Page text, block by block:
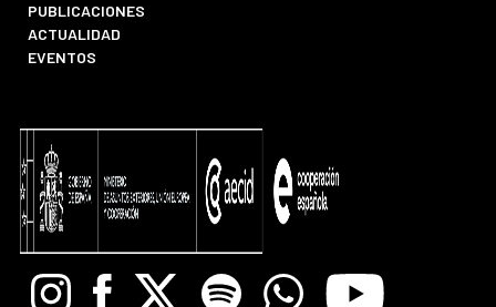
PUBLICACIONES
ACTUALIDAD
EVENTOS
InstagramFacebook
X Spotify WhatsappYoutube